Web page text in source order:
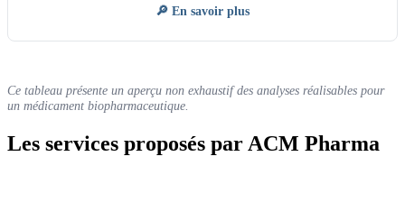
🔎 En savoir plus
Ce tableau présente un aperçu non exhaustif des analyses réalisables pour
un médicament biopharmaceutique.
Les services proposés par ACM Pharma